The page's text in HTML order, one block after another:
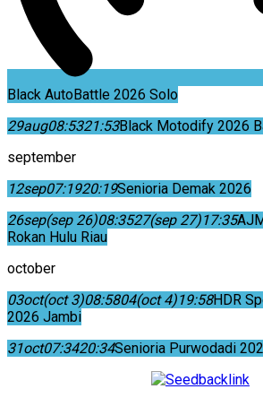
Black AutoBattle 2026 Solo
29aug08:5321:53Black Motodify 2026
september
12sep07:1920:19Senioria Demak 2026
26sep(sep 26)08:3527(sep 27)17:35
Rokan Hulu Riau
october
03oct(oct 3)08:5804(oct 4)19:58HDR
2026 Jambi
31oct07:3420:34Senioria Purwodadi